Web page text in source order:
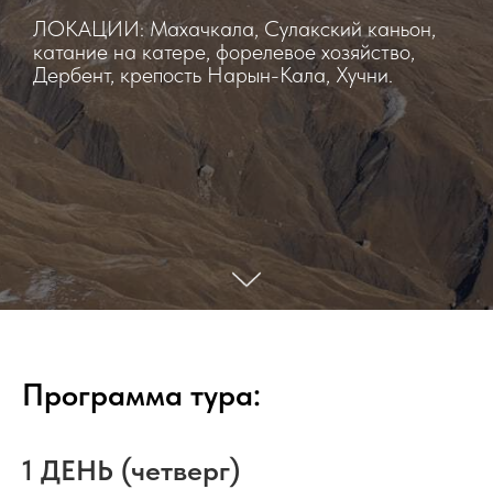
ЛОКАЦИИ: Махачкала, Сулакский каньон,
катание на катере, форелевое хозяйство,
Дербент, крепость Нарын-Кала, Хучни.
Программа тура:
1 ДЕНЬ (четверг)